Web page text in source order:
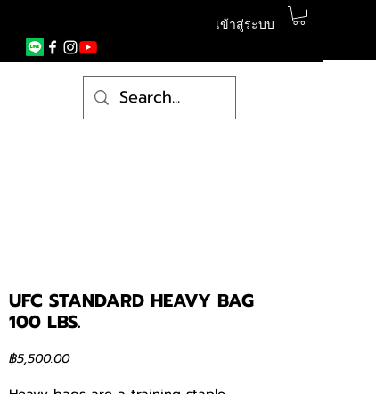
เข้าสู่ระบบ
UFC STANDARD HEAVY BAG
100 LBS.
฿5,500.00ราคา